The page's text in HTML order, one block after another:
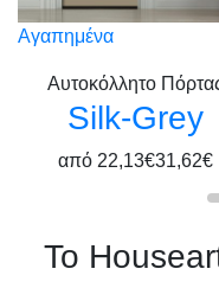
Αγαπημένα
Αυτοκόλλητο
Silk-Grey
από 22,13€31,62€
Το